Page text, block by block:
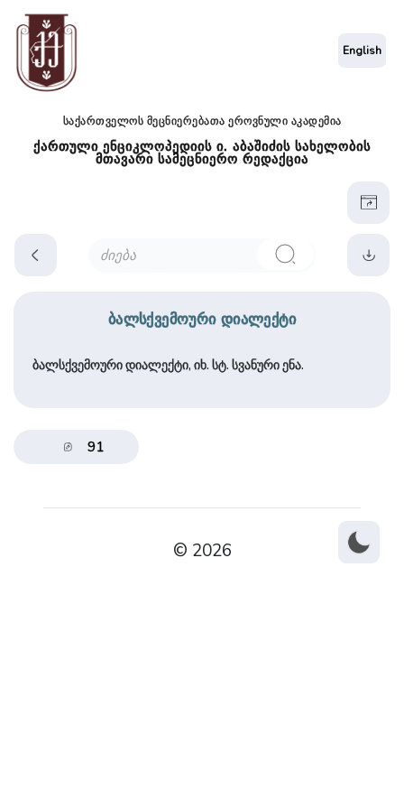
საქართველოს მეცნიერებათა ეროვნული აკადემია
ქართული ენციკლოპედიის ი. აბაშიძის სახელობის
მთავარი სამეცნიერო რედაქცია
English
ბალსქვემოური დიალექტი
ბალსქვემოური დიალექტი, იხ. სტ. სვანური ენა.
91
© 2026